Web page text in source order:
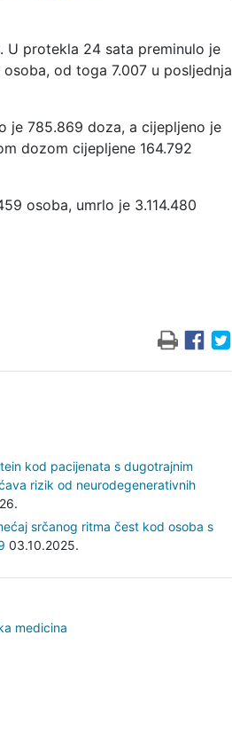
U protekla 24 sata preminulo je
od toga 7.007 u posljednja
je 785.869 doza, a cijepljeno je
dozom cijepljene 164.792
osoba, umrlo je 3.114.480
kod pacijenata s dugotrajnim
rizik od neurodegenerativnih
srčanog ritma čest kod osoba s
03.10.2025.
medicina